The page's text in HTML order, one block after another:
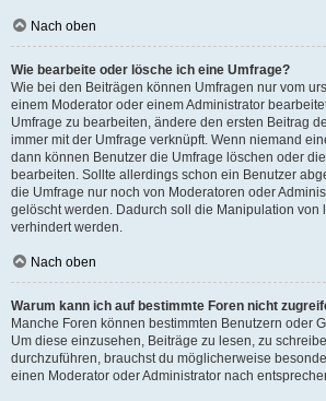
Nach oben
Wie bearbeite oder lösche ich eine Umfrage?
Wie bei den Beiträgen können Umfragen nur vom
einem Moderator oder einem Administrator
Umfrage zu bearbeiten, ändere den ersten Beitrag
immer mit der Umfrage verknüpft. Wenn niemand
dann können Benutzer die Umfrage löschen oder
bearbeiten. Sollte allerdings schon ein Benutzer
die Umfrage nur noch von Moderatoren oder
gelöscht werden. Dadurch soll die Manipulation von
verhindert werden.
Nach oben
Warum kann ich auf bestimmte Foren nicht
Manche Foren können bestimmten Benutzern oder
Um diese einzusehen, Beiträge zu lesen, zu
durchzuführen, brauchst du möglicherweise
einen Moderator oder Administrator nach